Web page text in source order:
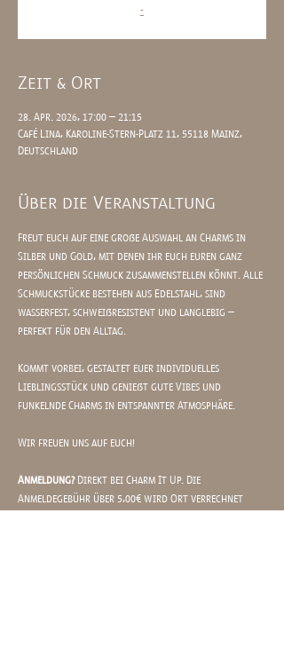
-
Zeit & Ort
28. Apr. 2026, 17:00 – 21:15
Café Lina, Karoline-Stern-Platz 11, 55118 Mainz,
Deutschland
Über die Veranstaltung
Freut euch auf eine große Auswahl an Charms in
Silber und Gold, mit denen ihr euch euren ganz
persönlichen Schmuck zusammenstellen könnt. Alle
Schmuckstücke bestehen aus Edelstahl, sind
wasserfest, schweißresistent und langlebig –
perfekt für den Alltag.
Kommt vorbei, gestaltet euer individuelles
Lieblingsstück und genießt gute Vibes und
funkelnde Charms in entspannter Atmosphäre.
Wir freuen uns auf euch!
Anmeldung? Direkt bei Charm It Up. Die
Anmeldegebühr über 5,00€ wird Ort verrechnet